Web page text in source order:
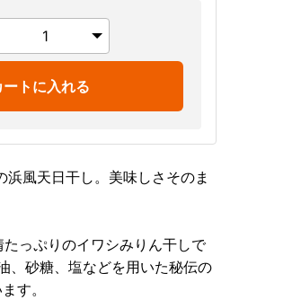
ートに入れる
風天日干し。美味しさそのま
っぷりのイワシみりん干しで
、砂糖、塩などを用いた秘伝の
す。